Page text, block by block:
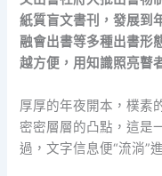
紙質盲文書刊，發展到
融會出書等多種出書形
越方便，用知識照亮瞽
厚厚的年夜開本，樸素
密密層層的凸點，這是
過，文字信息便“流淌”